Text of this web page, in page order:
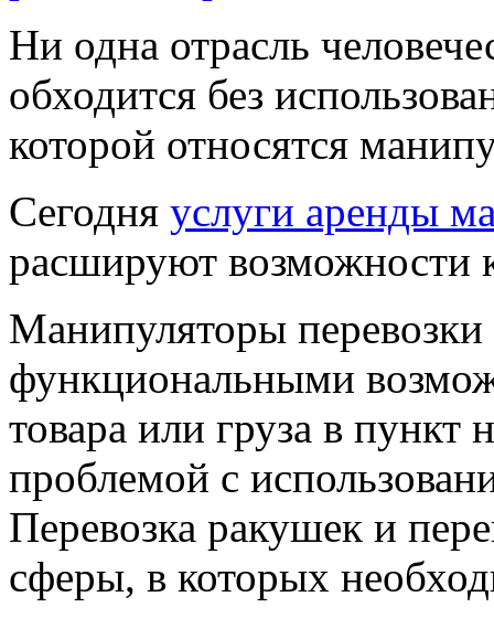
Ни одна отрасль
обходится без
которой относятся
Сегодня услуги аренды
расшируют возможности
Манипуляторы
функциональными
товара или груза в пункт
проблемой с
Перевозка ракушек и
сферы, в которых